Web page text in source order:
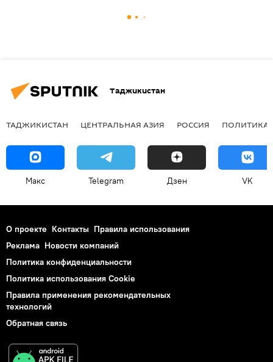
Таджикистан
ТАДЖИКИСТАН ЦЕНТРАЛЬНАЯ АЗИЯ РОССИЯ ПОЛИТИКА
Макс Telegram Дзен VK
О проекте Контакты Правила использования
Реклама Новости компаний
Политика конфиденциальности
Политика использования Cookie
Правила применения рекомендательных
технологий
Обратная связь